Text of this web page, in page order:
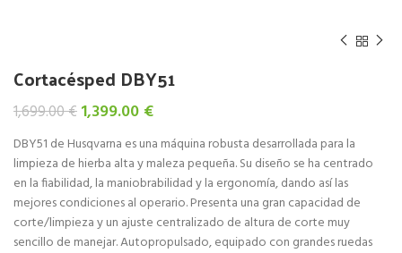
Cortacésped DBY51
1,699.00€El
original
era:
1,699.00 €.
1,399.00 €El
actual
es:
1,399.00 €.
DBY51 de Husqvarna es una máquina robusta desarrollada para la
limpieza de hierba alta y maleza pequeña. Su diseño se ha centrado
en la fiabilidad, la maniobrabilidad y la ergonomía, dando así las
mejores condiciones al operario. Presenta una gran capacidad de
corte/limpieza y un ajuste centralizado de altura de corte muy
sencillo de manejar. Autopropulsado, equipado con grandes ruedas